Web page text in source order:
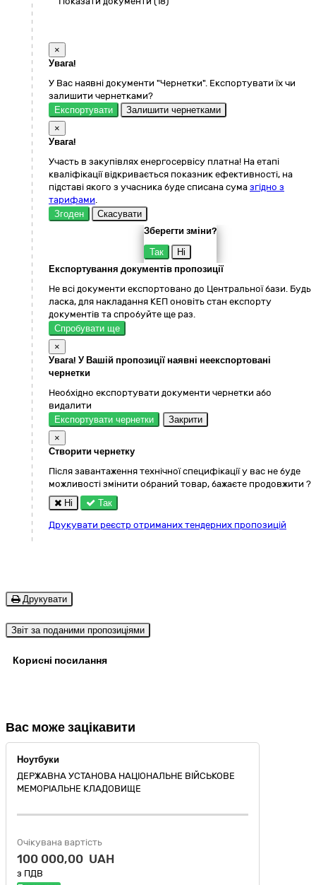
×
Увага!
У Вас наявні документи "Чернетки". Експортувати їх чи
залишити чернетками?
Експортувати
Залишити чернетками
×
Увага!
Участь в закупівлях енергосервісу платна! На етапі
кваліфікації відкривається показник ефективності, на
підставі якого з учасника буде списана сума згідно з
тарифами.
Згоден
Скасувати
Зберегти зміни?
Так
Ні
Експортування документів пропозиції
Не всі документи експортовано до Центральної бази. Будь
ласка, для накладання КЕП оновіть стан експорту
документів та спробуйте ще раз.
Спробувати ще
×
Увага! У Вашій пропозиції наявні неекспортовані
чернетки
Необхідно експортувати документи чернетки або
видалити
Експортувати чернетки
Закрити
×
Створити чернетку
Після завантаження технічної специфікації у вас не буде
можливості змінити обраний товар, бажаєте продовжити ?
Ні
Так
Друкувати реєстр отриманих тендерних пропозицій
Друкувати
Звіт за поданими пропозиціями
Корисні посилання
Вас може зацікавити
Ноутбуки
ДЕРЖАВНА УСТАНОВА НАЦІОНАЛЬНЕ ВІЙСЬКОВЕ
МЕМОРІАЛЬНЕ КЛАДОВИЩЕ
Очікувана вартість
100 000,00 UAH
з ПДВ